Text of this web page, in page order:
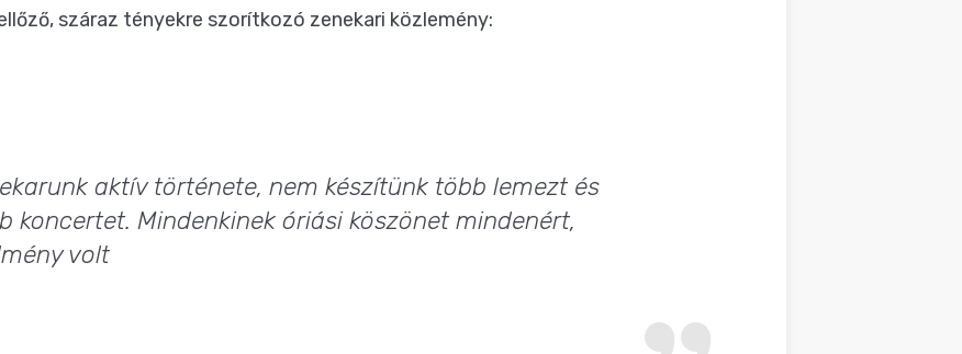
száraz tényekre szorítkozó zenekari közlemény:
aktív története, nem készítünk több lemezt és
koncertet. Mindenkinek óriási köszönet mindenért,
volt